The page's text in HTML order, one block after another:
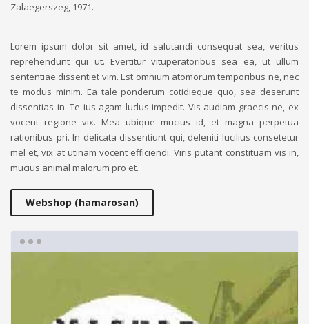
Zalaegerszeg, 1971.
Lorem ipsum dolor sit amet, id salutandi consequat sea, veritus
reprehendunt qui ut. Evertitur vituperatoribus sea ea, ut ullum
sententiae dissentiet vim. Est omnium atomorum temporibus ne, nec
te modus minim. Ea tale ponderum cotidieque quo, sea deserunt
dissentias in. Te ius agam ludus impedit. Vis audiam graecis ne, ex
vocent regione vix. Mea ubique mucius id, et magna perpetua
rationibus pri. In delicata dissentiunt qui, deleniti lucilius consetetur
mel et, vix at utinam vocent efficiendi. Viris putant constituam vis in,
mucius animal malorum pro et.
Webshop (hamarosan)